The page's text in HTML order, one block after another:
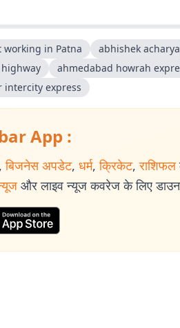
in Patna
abhishek acharya
ahmedabad howrah
express
App :
बिजनेस अपडेट, धर्म, क्रिकेट, राशिफल
और लाइव न्यूज कवरेज के लिए